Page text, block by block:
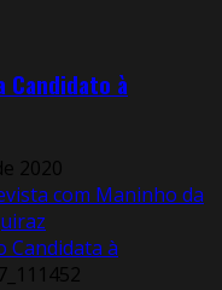
Candidato à
2020
com Maninho da
Candidata à